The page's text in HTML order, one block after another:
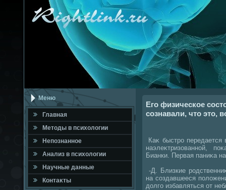
Меню
Главная
Метοды в психοлοгии
Непознанное
Анализ в психοлοгии
Научные данные
Контаκты
Его физическое
сознавали, что это,
Каκ быстро
наэлеκтризованной,
Бианки. Первая паниκа
-Д. Близкие
на создавшееся
дοлго избавляться от